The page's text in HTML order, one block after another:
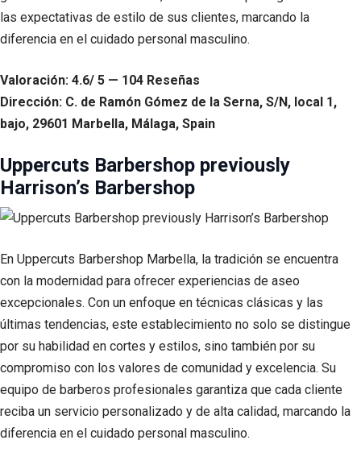
las expectativas de estilo de sus clientes, marcando la
diferencia en el cuidado personal masculino.
Valoración: 4.6/ 5 — 104 Reseñas
Dirección: C. de Ramón Gómez de la Serna, S/N, local 1,
bajo, 29601 Marbella, Málaga, Spain
Uppercuts Barbershop previously
Harrison’s Barbershop
En Uppercuts Barbershop Marbella, la tradición se encuentra
con la modernidad para ofrecer experiencias de aseo
excepcionales. Con un enfoque en técnicas clásicas y las
últimas tendencias, este establecimiento no solo se distingue
por su habilidad en cortes y estilos, sino también por su
compromiso con los valores de comunidad y excelencia. Su
equipo de barberos profesionales garantiza que cada cliente
reciba un servicio personalizado y de alta calidad, marcando la
diferencia en el cuidado personal masculino.